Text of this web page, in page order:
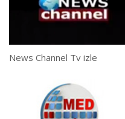
News Channel Tv izle